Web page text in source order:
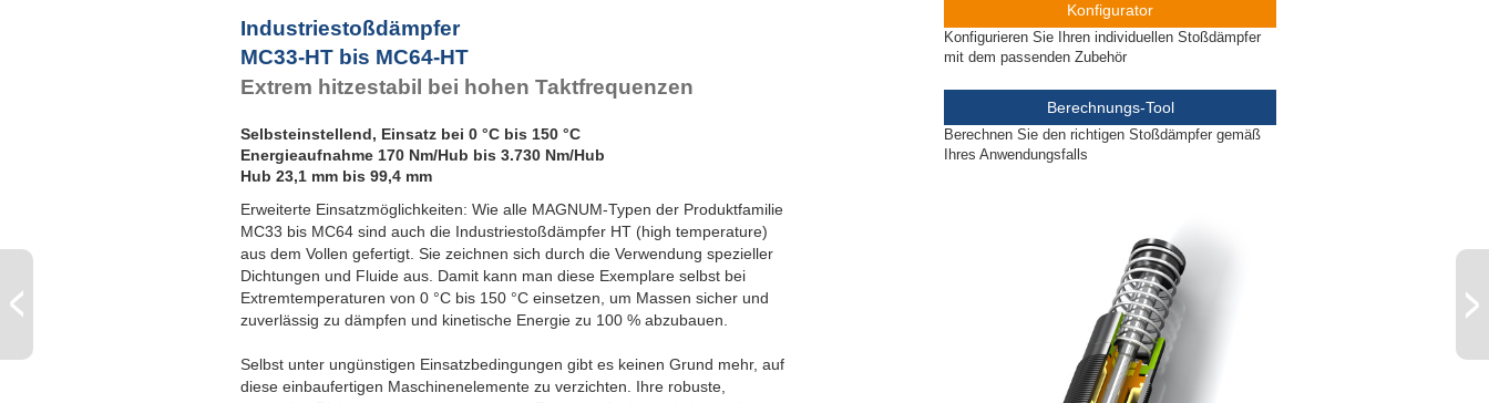
Industriestoßdämpfer
MC33-HT bis MC64-HT
Extrem hitzestabil bei hohen Taktfrequenzen
Selbsteinstellend, Einsatz bei 0 °C bis 150 °C
Energieaufnahme 170 Nm/Hub bis 3.730 Nm/Hub
Hub 23,1 mm bis 99,4 mm
Erweiterte Einsatzmöglichkeiten: Wie alle MAGNUM-Typen der Produktfamilie
MC33 bis MC64 sind auch die Industriestoßdämpfer HT (high temperature)
aus dem Vollen gefertigt. Sie zeichnen sich durch die Verwendung spezieller
Dichtungen und Fluide aus. Damit kann man diese Exemplare selbst bei
Extremtemperaturen von 0 °C bis 150 °C einsetzen, um Massen sicher und
zuverlässig zu dämpfen und kinetische Energie zu 100 % abzubauen.
Selbst unter ungünstigen Einsatzbedingungen gibt es keinen Grund mehr, auf
diese einbaufertigen Maschinenelemente zu verzichten. Ihre robuste,
Konfigurator
Konfigurieren Sie Ihren individuellen Stoßdämpfer
mit dem passenden Zubehör
Berechnungs-Tool
Berechnen Sie den richtigen Stoßdämpfer gemäß
Ihres Anwendungsfalls